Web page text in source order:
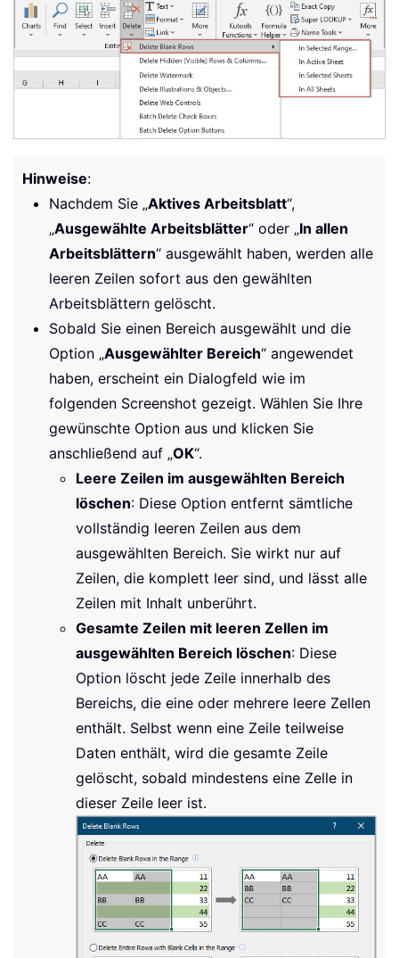
Hinweise:
Nachdem Sie „Aktives Arbeitsblatt“,
„Ausgewählte Arbeitsblätter“ oder „In allen
Arbeitsblättern“ ausgewählt haben, werden alle
leeren Zeilen sofort aus den gewählten
Arbeitsblättern gelöscht.
Sobald Sie einen Bereich ausgewählt und die
Option „Ausgewählter Bereich“ angewendet
haben, erscheint ein Dialogfeld wie im
folgenden Screenshot gezeigt. Wählen Sie Ihre
gewünschte Option aus und klicken Sie
anschließend auf „OK“.
Leere Zeilen im ausgewählten Bereich
löschen: Diese Option entfernt sämtliche
vollständig leeren Zeilen aus dem
ausgewählten Bereich. Sie wirkt nur auf
Zeilen, die komplett leer sind, und lässt alle
Zeilen mit Inhalt unberührt.
Gesamte Zeilen mit leeren Zellen im
ausgewählten Bereich löschen: Diese
Option löscht jede Zeile innerhalb des
Bereichs, die eine oder mehrere leere Zellen
enthält. Selbst wenn eine Zeile teilweise
Daten enthält, wird die gesamte Zeile
gelöscht, sobald mindestens eine Zelle in
dieser Zeile leer ist.